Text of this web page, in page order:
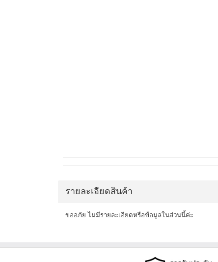
รายละเอียดสินค้า
ขออภัย ไม่มีรายละเอียดหรือข้อมูลในส่วนนี้ค่ะ